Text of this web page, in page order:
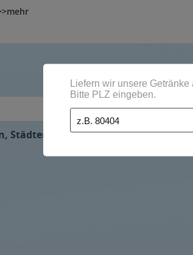
Städten, Orten und Postleitzahl-